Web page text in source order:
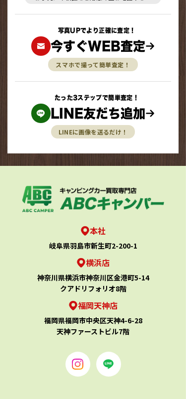
写真UPでより正確に査定！
今すぐWEB査定
スマホで撮って簡単査定！
たった3ステップで簡単査定！
LINE友だち追加
LINEに画像を送るだけ！
本社
岐阜県羽島市新生町2-200-1
横浜店
神奈川県横浜市神奈川区金港町5-14
クアドリフォリオ8階
福岡天神店
福岡県福岡市中央区天神4-6-28
天神ファーストビル7階